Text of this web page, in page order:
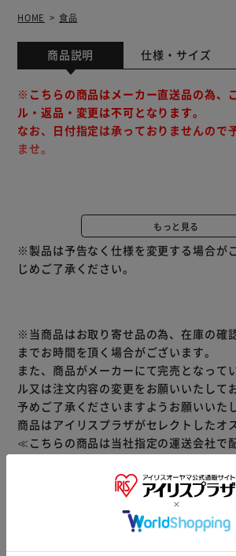
HOME 食品
商品説明 仕様・サイズ
※こちらの商品はメーカー直送品の為、
ル・返品・変更は不可となります。
なお、日付指定は承っておりませんので
ませ。
本サイトでは、当社が定めた日数以上の
出荷しています
水・ドリンク ランキング
【はちみつレモン】
レモンのさわやかな酸味にはちみつの心
た、やさしい味わいです。
【白ぶどう】
白ぶどうのみずみずしい果実感が口いっ
やかな味わいです。
みずみずしい白桃の甘みとやわらかな香
もっと見る
※製品は予告なく仕様を変更する場合が
じめご了承ください。
※当商品はお取り寄せ品の為、在庫の確
までお時間を頂く場合がございます。
また、商品がメーカーにて完売となって
ル又は注文内容の変更をお願いいたして
予めご了承くださいますようお願いいた
商品はアイリスプラザがセレクトしたオ
≪こちらの商品は当社指定の運送会社で
お支払】は出来ません。ご了承ください。